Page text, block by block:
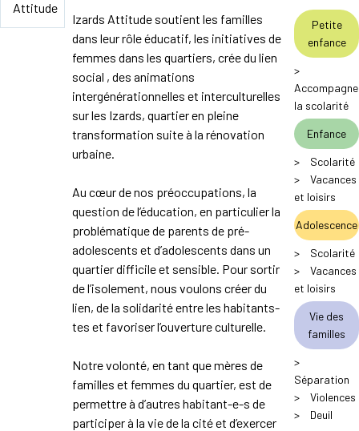
Izards Attitude soutient les familles
dans leur rôle éducatif, les initiatives de
femmes dans les quartiers, crée du lien
social , des animations
intergénérationnelles et interculturelles
sur les Izards, quartier en pleine
transformation suite à la rénovation
urbaine.
Au cœur de nos préoccupations, la
question de l’éducation, en particulier la
problématique de parents de pré-
adolescents et d’adolescents dans un
quartier difficile et sensible. Pour sortir
de l’isolement, nous voulons créer du
lien, de la solidarité entre les habitants-
tes et favoriser l’ouverture culturelle.
Notre volonté, en tant que mères de
familles et femmes du quartier, est de
permettre à d’autres habitant-e-s de
participer à la vie de la cité et d’exercer
Petite
enfance
>
la scolarité
Enfance
>
Scolarité
>
Vacances
et loisirs
Adolescence
>
Scolarité
>
Vacances
et loisirs
Vie des
familles
>
Séparation
>
Violences
>
Deuil